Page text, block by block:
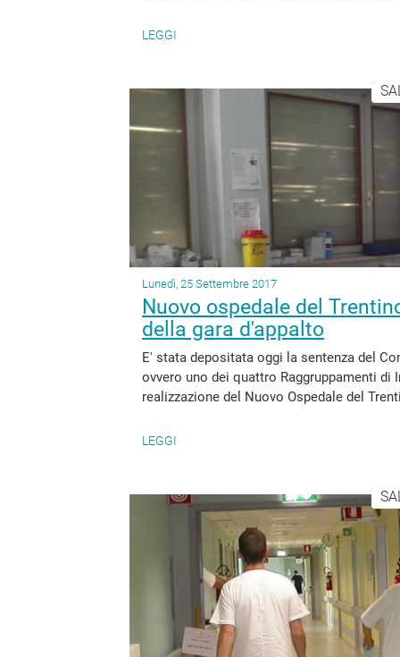
LEGGI
Lunedì, 25 Settembre 2017
Nuovo ospedale del
della gara d'appalto
E' stata depositata oggi la sentenza del
ovvero uno dei quattro Raggruppamenti
realizzazione del Nuovo Ospedale del
LEGGI